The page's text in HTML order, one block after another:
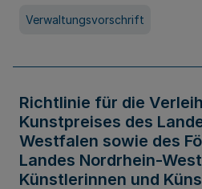
Verwaltungsvorschrift
Richtlinie für die
Kunstpreises des
Westfalen sowie des
Landes Nordrhein-
Künstlerinnen und